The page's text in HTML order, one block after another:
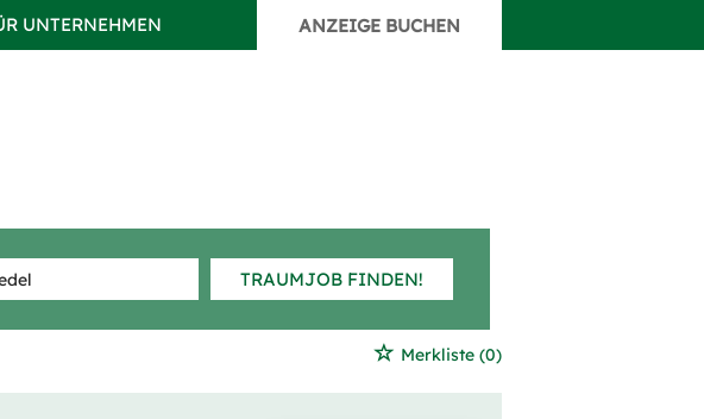
UNTERNEHMEN ANZEIGE BUCHEN
TRAUMJOB FINDEN!
Merkliste (0)